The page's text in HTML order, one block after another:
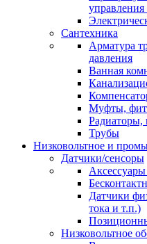
Сантехника
Арматура
давления
Ванная
Муфты,
Радиаторы,
Трубы
Низковольтное и
Датчики/сенсоры
Датчики
тока и т.п.)
Низковольтное